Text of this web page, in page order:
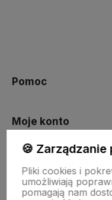
Pomoc
Moje konto
🍪
Pliki cookies i
umożliwiają
pomagają nam